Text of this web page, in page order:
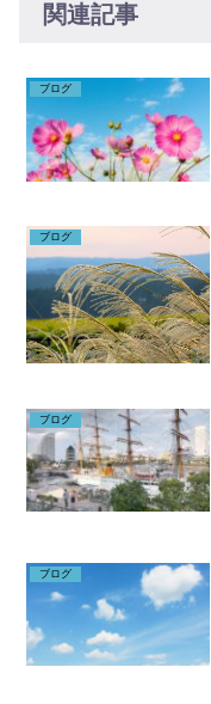
関連記事
ブログ
ブログ
ブログ
ブログ